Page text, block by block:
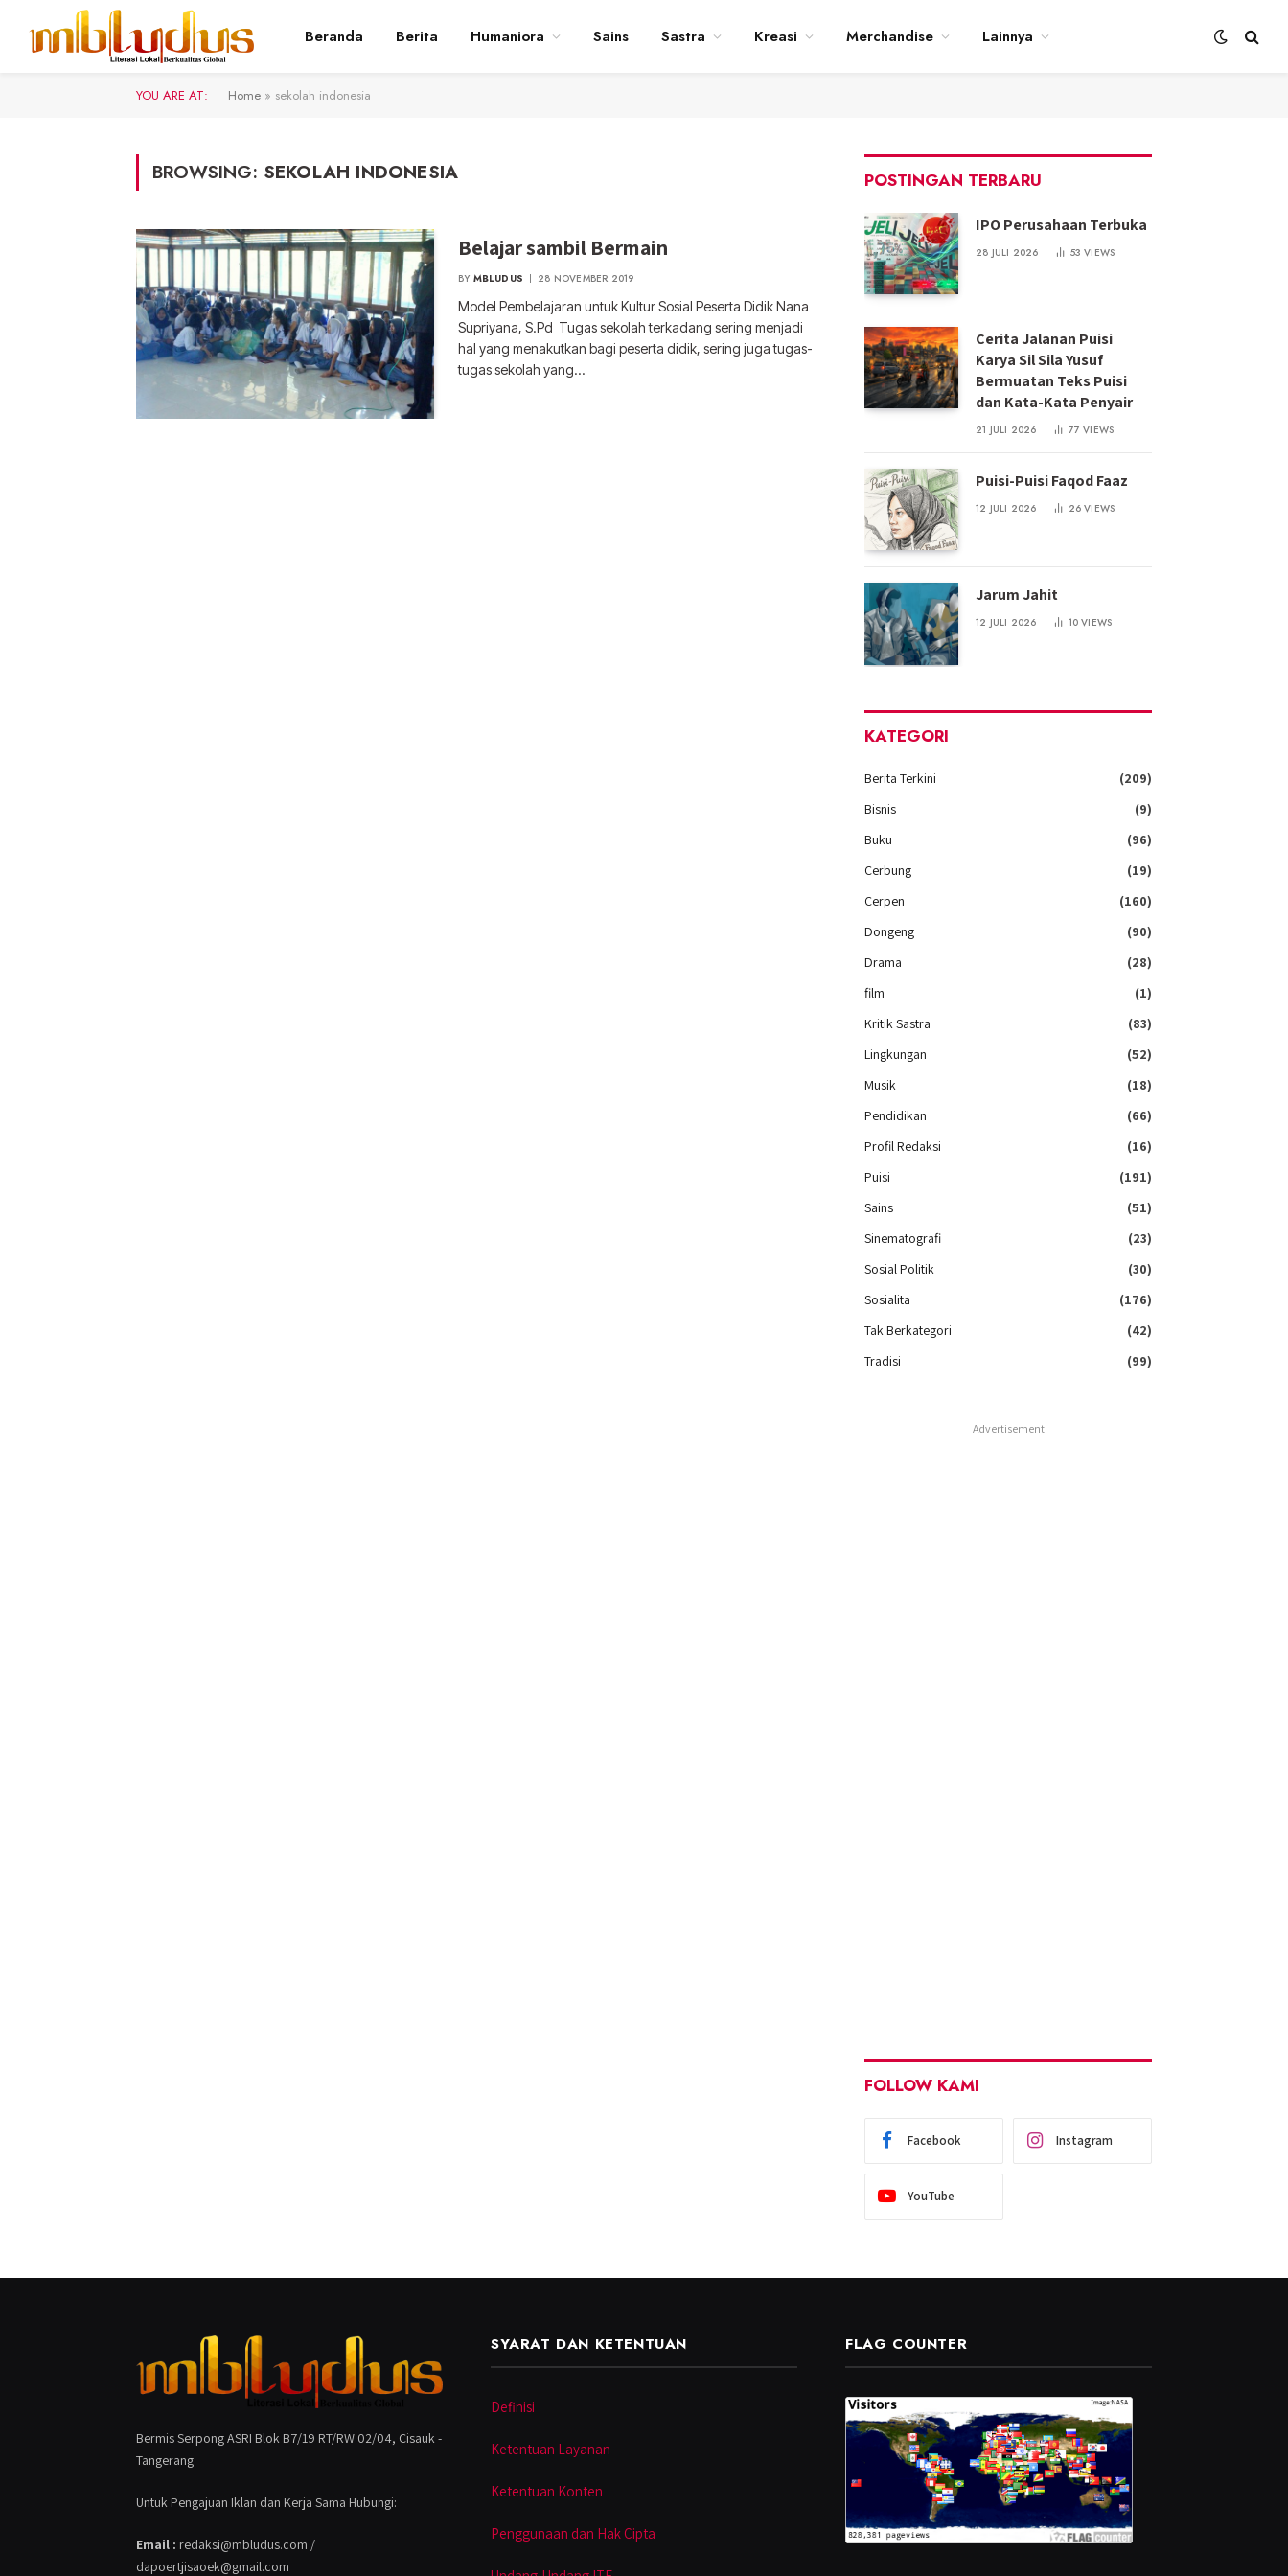
Beranda Berita Humaniora Sains Sastra Kreasi Merchandise Lainnya
YOU ARE AT: Home » sekolah indonesia
BROWSING: SEKOLAH INDONESIA
Belajar sambil Bermain
BY MBLUDUS 28 NOVEMBER 2019
Model Pembelajaran untuk Kultur Sosial Peserta Didik Nana
Supriyana, S.Pd Tugas sekolah terkadang sering menjadi
hal yang menakutkan bagi peserta didik, sering juga tugas-
tugas sekolah yang…
POSTINGAN TERBARU
IPO Perusahaan Terbuka
28 JULI 2026 53VIEWS
Cerita Jalanan Puisi
Karya Sil Sila Yusuf
Bermuatan Teks Puisi
dan Kata-Kata Penyair
21 JULI 2026 77VIEWS
Puisi-Puisi Faqod Faaz
12 JULI 2026 26VIEWS
Jarum Jahit
12 JULI 2026 10VIEWS
KATEGORI
Berita Terkini
(209)
Bisnis
(9)
Buku
(96)
Cerbung
(19)
Cerpen
(160)
Dongeng
(90)
Drama
(28)
film
(1)
Kritik Sastra
(83)
Lingkungan
(52)
Musik
(18)
Pendidikan
(66)
Profil Redaksi
(16)
Puisi
(191)
Sains
(51)
Sinematografi
(23)
Sosial Politik
(30)
Sosialita
(176)
Tak Berkategori
(42)
Tradisi
(99)
Advertisement
FOLLOW KAMI
Facebook Instagram
YouTube
Bermis Serpong ASRI Blok B7/19 RT/RW 02/04, Cisauk -
Tangerang
Untuk Pengajuan Iklan dan Kerja Sama Hubungi:
Email : redaksi@mbludus.com /
dapoertjisaoek@gmail.com
SYARAT DAN KETENTUAN
Definisi
Ketentuan Layanan
Ketentuan Konten
Penggunaan dan Hak Cipta
FLAG COUNTER